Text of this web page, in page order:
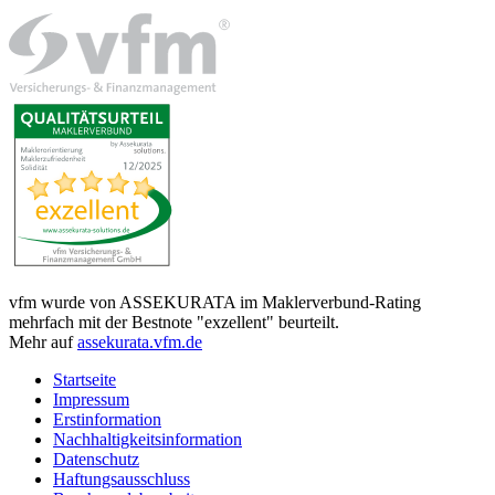
vfm wurde von ASSEKURATA im Maklerverbund-Rating
mehrfach mit der Bestnote "exzellent" beurteilt.
Mehr aufassekurata.vfm.de
Startseite
Impressum
Erstinformation
Nachhaltigkeitsinformation
Datenschutz
Haftungsausschluss